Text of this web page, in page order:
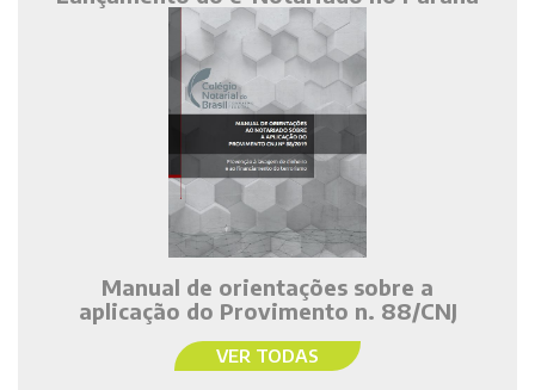
Manual de orientações sobre a
aplicação do Provimento n. 88/CNJ
VER TODAS